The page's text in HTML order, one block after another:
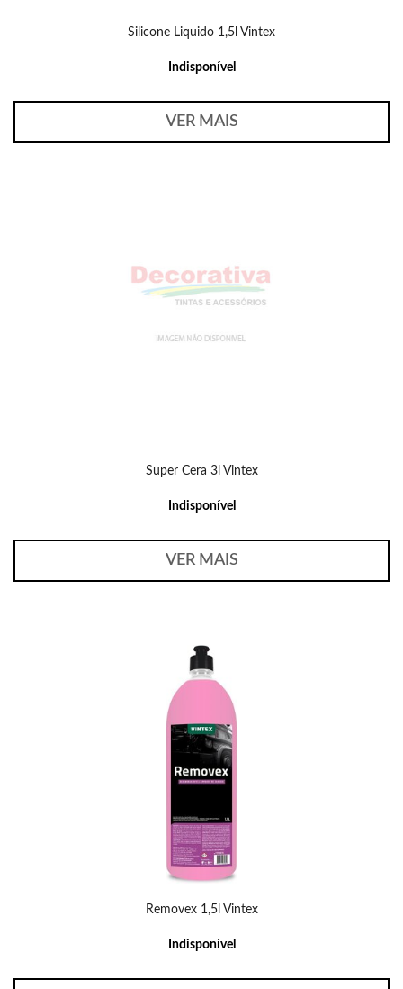
Silicone Liquido 1,5l Vintex
Indisponível
VER MAIS
Super Cera 3l Vintex
Indisponível
VER MAIS
Removex 1,5l Vintex
Indisponível